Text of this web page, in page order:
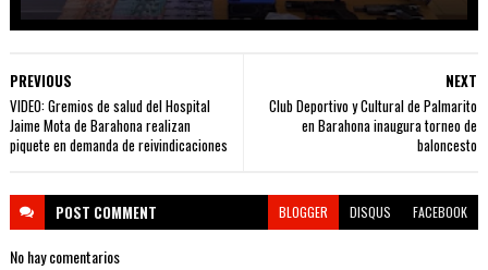
NEXT
Club Deportivo y Cultural de Palmarito
en Barahona inaugura torneo de
baloncesto
PREVIOUS
VIDEO: Gremios de salud del Hospital
Jaime Mota de Barahona realizan
piquete en demanda de reivindicaciones
POST COMMENT BLOGGER DISQUS FACEBOOK
No hay comentarios